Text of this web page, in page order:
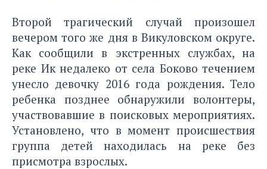
Второй трагический случай произошел
вечером того же дня в Викуловском округе.
Как сообщили в экстренных службах, на
реке Ик недалеко от села Боково течением
унесло девочку 2016 года рождения. Тело
ребенка позднее обнаружили волонтеры,
участвовавшие в поисковых мероприятиях.
Установлено, что в момент происшествия
группа детей находилась на реке без
присмотра взрослых.